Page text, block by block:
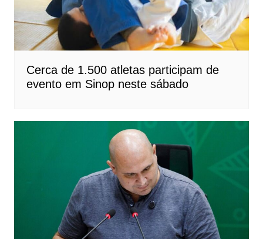
Cerca de 1.500 atletas participam de
evento em Sinop neste sábado